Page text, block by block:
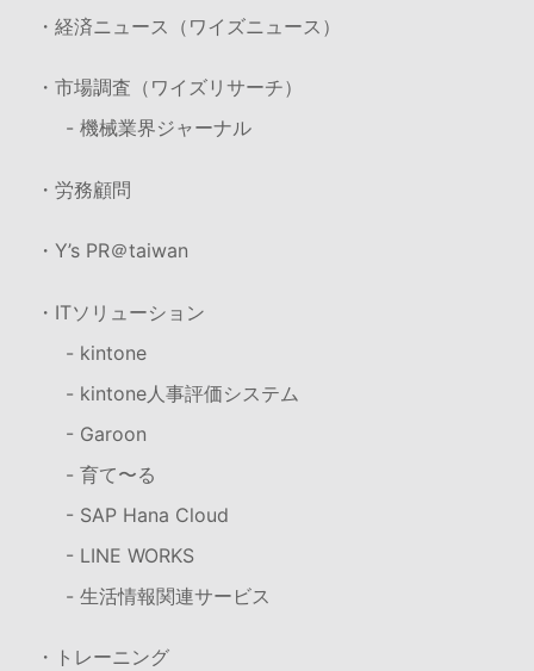
・経済ニュース（ワイズニュース）
・市場調査（ワイズリサーチ）
- 機械業界ジャーナル
・労務顧問
・Y’s PR＠taiwan
・ITソリューション
- kintone
- kintone人事評価システム
- Garoon
- 育て〜る
- SAP Hana Cloud
- LINE WORKS
- 生活情報関連サービス
・トレーニング